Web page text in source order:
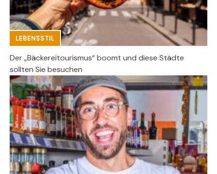
LEBENSSTIL
Der „Bäckereitourismus“ boomt und diese Städte
sollten Sie besuchen